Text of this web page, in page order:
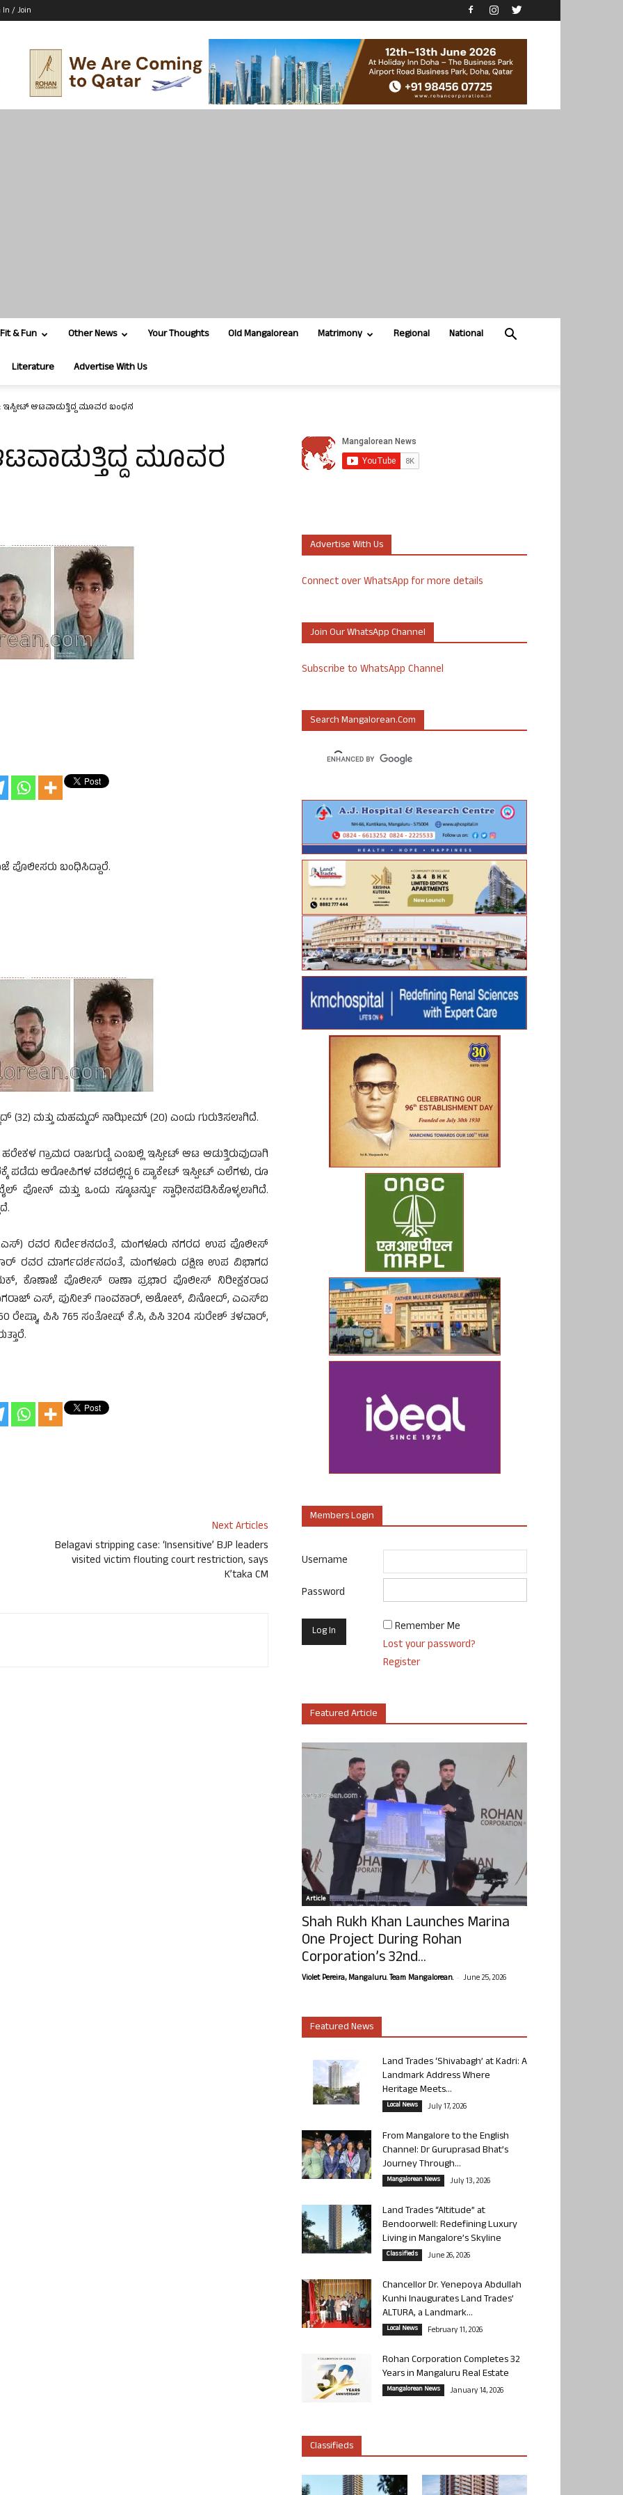
In / Join
Fit & Fun Other News Your Thoughts Old Mangalorean Matrimony Regional National
Literature Advertise With Us
ಇಸ್ಪೀಟ್ ಆಟವಾಡುತ್ತಿದ್ದ ಮೂವರ ಬಂಧನ
ಮೂವರ
ಪೊಲೀಸರು ಬಂಧಿಸಿದ್ದಾರೆ.
ಮತ್ತು ಮಹಮ್ಮದ್ ನಾಝೀಮ್ (20) ಎಂದು ಗುರುತಿಸಲಾಗಿದೆ.
ಗ್ರಾಮದ ರಾಜಗುಡ್ಡೆ ಎಂಬಲ್ಲಿ ಇಸ್ಪೀಟ್ ಆಟ ಆಡುತ್ತಿರುವುದಾಗಿ
ಆರೋಪಿಗಳ ವಶದಲ್ಲಿದ್ದ 6 ಪ್ಯಾಕೇಟ್ ಇಸ್ಪೀಟ್ ಎಲೆಗಳು, ರೂ
ಮತ್ತು ಒಂದು ಸ್ಕೂಟರ್ನ್ನು ಸ್ವಾಧೀನಪಡಿಸಿಕೊಳ್ಳಲಾಗಿದೆ.
ರವರ ನಿರ್ದೇಶನದಂತೆ, ಮಂಗಳೂರು ನಗರದ ಉಪ ಪೊಲೀಸ್
ರವರ ಮಾರ್ಗದರ್ಶನದಂತೆ, ಮಂಗಳೂರು ದಕ್ಷಿಣ ಉಪ ವಿಭಾಗದ
ಪೊಲೀಸ್ ಠಾಣಾ ಪ್ರಭಾರ ಪೊಲೀಸ್ ನಿರೀಕ್ಷಕರಾದ
ಎಸ್, ಪುನೀತ್ ಗಾಂವಕಾರ್, ಅಶೋಕ್, ವಿನೋದ್, ಎಎಸ್ಐ
ರೇಷ್ಮಾ, ಪಿಸಿ 765 ಸಂತೋಷ್ ಕೆ.ಸಿ, ಪಿಸಿ 3204 ಸುರೇಶ್ ತಳವಾರ್,
Next Articles
Belagavi stripping case: ‘Insensitive’ BJP leaders
visited victim flouting court restriction, says
K’taka CM
Advertise With Us
Connect over WhatsApp for more details
Join Our WhatsApp Channel
Subscribe to WhatsApp Channel
Search Mangalorean.com
Members Login
Username
Password
Remember Me
Lost your password?
Register
Featured Article
Article
Shah Rukh Khan Launches Marina
One Project During Rohan
Corporation’s 32nd...
Violet Pereira, Mangaluru. Team Mangalorean. - June 25, 2026
Featured News
Land Trades ‘Shivabagh’ at Kadri: A
Landmark Address Where
Heritage Meets...
Local News July 17, 2026
From Mangalore to the English
Channel: Dr Guruprasad Bhat’s
Journey Through...
Mangalorean News July 13, 2026
Land Trades “Altitude” at
Bendoorwell: Redefining Luxury
Living in Mangalore’s Skyline
Classifieds June 26, 2026
Chancellor Dr. Yenepoya Abdullah
Kunhi Inaugurates Land Trades’
ALTURA, a Landmark...
Local News February 11, 2026
Rohan Corporation Completes 32
Years in Mangaluru Real Estate
Mangalorean News January 14, 2026
Classifieds